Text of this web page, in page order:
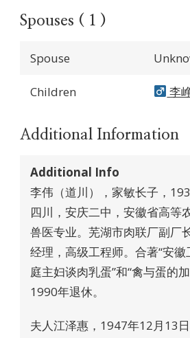
Spouses ( 1 )
Spouse
Children 李
Additional Information
Additional Info
李伟（道川），家敏长子，
四川，安庆二中，安徽省高等
兽医专业。芜湖市肉联厂副厂
经理，高级工程师。合著“安徽
庭主妇谈肉乳蛋”和“禽与蛋的加
1990年退休。
夫人江泽惠，1947年12月13